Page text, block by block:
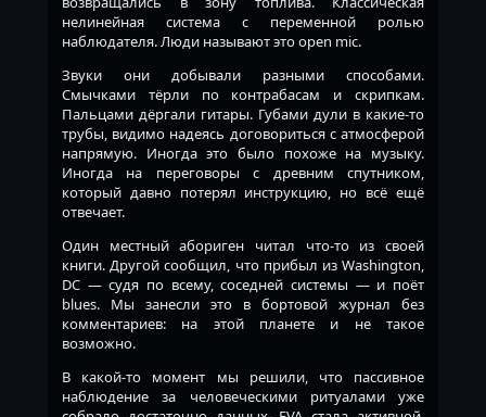
нелинейная система с переменной ролью
наблюдателя. Люди называют это open mic.
Звуки они добывали разными способами.
Смычками тёрли по контрабасам и скрипкам.
Пальцами дёргали гитары. Губами дули в какие-то
трубы, видимо надеясь договориться с атмосферой
напрямую. Иногда это было похоже на музыку.
Иногда на переговоры с древним спутником,
который давно потерял инструкцию, но всё ещё
отвечает.
Один местный абориген читал что-то из своей
книги. Другой сообщил, что прибыл из Washington,
DC — судя по всему, соседней системы — и поёт
blues. Мы занесли это в бортовой журнал без
комментариев: на этой планете и не такое
возможно.
В какой-то момент мы решили, что пассивное
наблюдение за человеческими ритуалами уже